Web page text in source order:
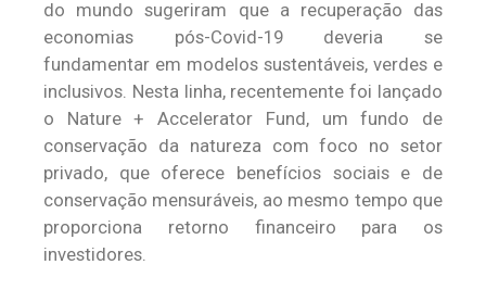
do mundo sugeriram que a recuperação das
economias pós-Covid-19 deveria se
fundamentar em modelos sustentáveis, verdes e
inclusivos. Nesta linha, recentemente foi lançado
o Nature + Accelerator Fund, um fundo de
conservação da natureza com foco no setor
privado, que oferece benefícios sociais e de
conservação mensuráveis, ao mesmo tempo que
proporciona retorno financeiro para os
investidores.